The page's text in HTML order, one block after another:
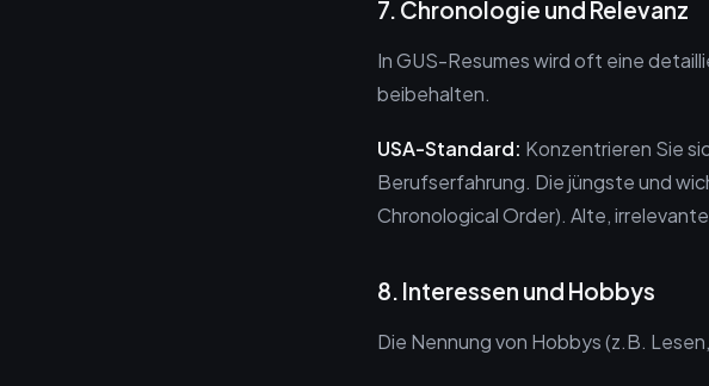
7. Chronologie und Relevanz
In GUS-Resumes wird oft eine
beibehalten.
USA-Standard: Konzentrieren Sie
Berufserfahrung. Die jüngste und
Chronological Order). Alte,
8. Interessen und Hobbys
Die Nennung von Hobbys (z.B.